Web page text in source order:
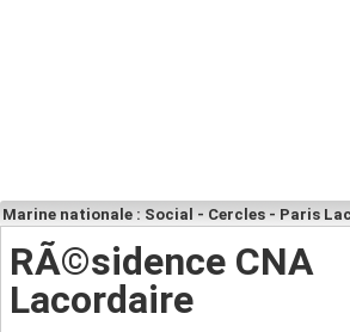
Marine nationale : Social - Cercles - Paris
RÃ©sidence CNA
Lacordaire